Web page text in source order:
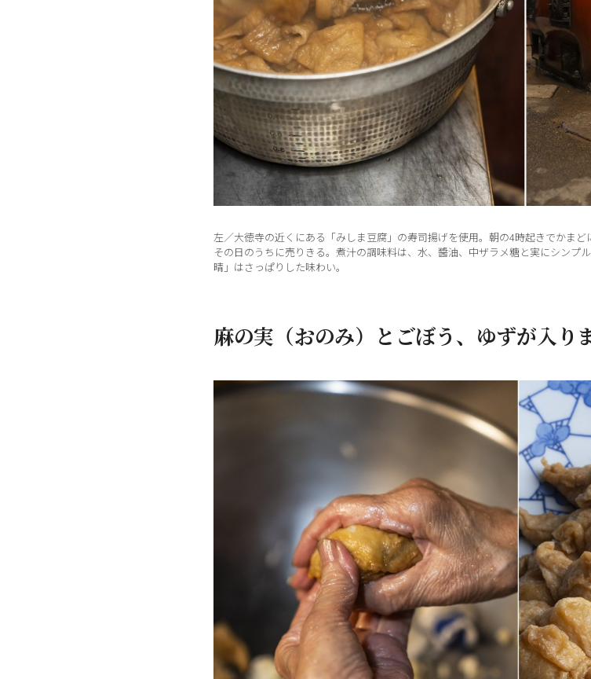
左／大徳寺の近くにある「みしま豆腐」の寿司揚げを使用。朝の4時起きでかまど
その日のうちに売りきる。煮汁の調味料は、水、醬油、中ザラメ糖と実にシンプ
晴」はさっぱりした味わい。
麻の実（おのみ）とごぼう、ゆずが入り